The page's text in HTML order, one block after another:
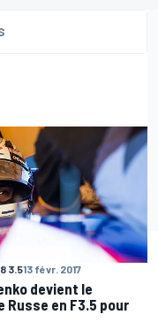
3.513 févr. 2017
devient le
Russe en F3.5 pour